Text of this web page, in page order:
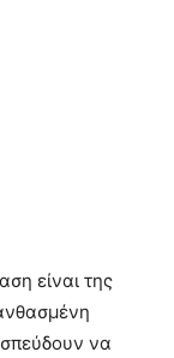
είναι της
να